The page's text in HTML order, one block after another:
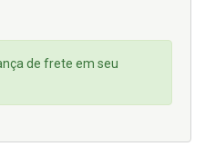
de frete em seu